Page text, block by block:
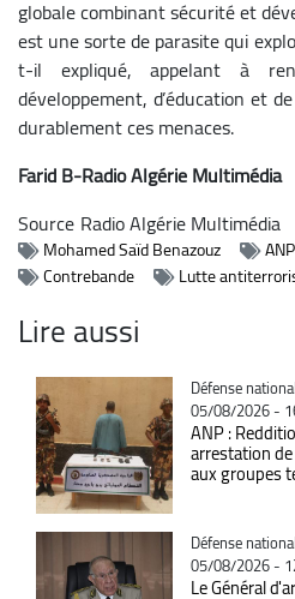
globale combinant sécurité et
est une sorte de parasite qui
t-il expliqué, appelant à
développement, d’éducation et
durablement ces menaces.
Farid B-Radio Algérie Multimédia
Source Radio Algérie Multimédia
Mohamed Saïd Benazouz ANP
Contrebande
Lutte
Lire aussi
Catégorie
Défense
05/08/2026 -
ANP :
arrestation
aux groupes
Catégorie
Défense
05/08/2026 -
Le Général